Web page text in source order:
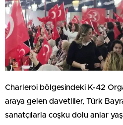
Charleroi bölgesindeki K-42
araya gelen davetliler, Türk
sanatçılarla coşku dolu anlar